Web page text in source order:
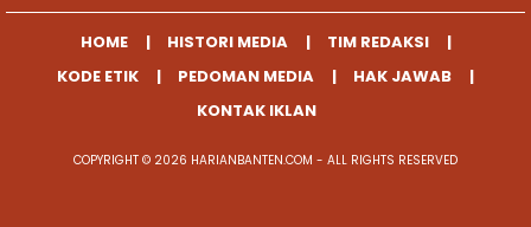
HOME HISTORI MEDIA
TIM REDAKSI
KODE ETIK
PEDOMAN MEDIA
HAK JAWAB
KONTAK IKLAN
COPYRIGHT © 2026 HARIANBANTEN.COM - ALL RIGHTS RESERVED